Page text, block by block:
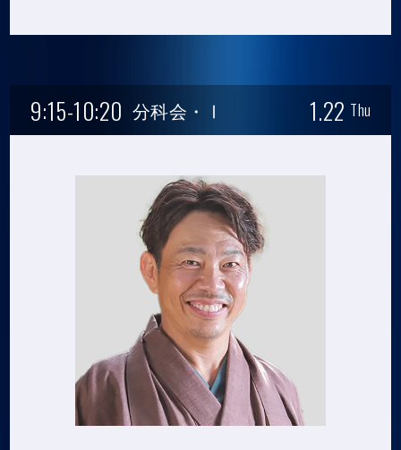
9:15-10:20 分科会・Ⅰ 1.22 Thu